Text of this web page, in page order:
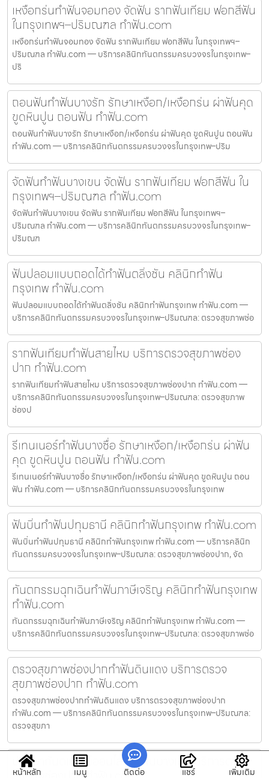
เหงือกร่นทำฟันจอมทอง จัดฟัน รากฟันเทียม ฟอกสีฟัน
ในกรุงเทพฯ–ปริมณฑล ทำฟัน.com
เหงือกร่นทำฟันจอมทอง จัดฟัน รากฟันเทียม ฟอกสีฟัน ในกรุงเทพฯ–
ปริมณฑล ทำฟัน.com — บริการคลินิกทันตกรรมครบวงจรในกรุงเทพ–
ปริ
ถอนฟันทำฟันบางรัก รักษาเหงือก/เหงือกร่น ผ่าฟันคุด
ขูดหินปูน ถอนฟัน ทำฟัน.com
ถอนฟันทำฟันบางรัก รักษาเหงือก/เหงือกร่น ผ่าฟันคุด ขูดหินปูน ถอนฟัน
ทำฟัน.com — บริการคลินิกทันตกรรมครบวงจรในกรุงเทพ–ปริม
จัดฟันทำฟันบางเขน จัดฟัน รากฟันเทียม ฟอกสีฟัน ใน
กรุงเทพฯ–ปริมณฑล ทำฟัน.com
จัดฟันทำฟันบางเขน จัดฟัน รากฟันเทียม ฟอกสีฟัน ในกรุงเทพฯ–
ปริมณฑล ทำฟัน.com — บริการคลินิกทันตกรรมครบวงจรในกรุงเทพ–
ปริมณฑ
ฟันปลอมแบบถอดได้ทำฟันตลิ่งชัน คลินิกทำฟัน
กรุงเทพ ทำฟัน.com
ฟันปลอมแบบถอดได้ทำฟันตลิ่งชัน คลินิกทำฟันกรุงเทพ ทำฟัน.com —
บริการคลินิกทันตกรรมครบวงจรในกรุงเทพ–ปริมณฑล: ตรวจสุขภาพช่อ
รากฟันเทียมทำฟันสายไหม บริการตรวจสุขภาพช่อง
ปาก ทำฟัน.com
รากฟันเทียมทำฟันสายไหม บริการตรวจสุขภาพช่องปาก ทำฟัน.com —
บริการคลินิกทันตกรรมครบวงจรในกรุงเทพ–ปริมณฑล: ตรวจสุขภาพ
ช่องป
รีเทนเนอร์ทำฟันบางซื่อ รักษาเหงือก/เหงือกร่น ผ่าฟัน
คุด ขูดหินปูน ถอนฟัน ทำฟัน.com
รีเทนเนอร์ทำฟันบางซื่อ รักษาเหงือก/เหงือกร่น ผ่าฟันคุด ขูดหินปูน ถอน
ฟัน ทำฟัน.com — บริการคลินิกทันตกรรมครบวงจรในกรุงเทพ
ฟันบิ่นทำฟันปทุมธานี คลินิกทำฟันกรุงเทพ ทำฟัน.com
ฟันบิ่นทำฟันปทุมธานี คลินิกทำฟันกรุงเทพ ทำฟัน.com — บริการคลินิก
ทันตกรรมครบวงจรในกรุงเทพ–ปริมณฑล: ตรวจสุขภาพช่องปาก, จัด
ทันตกรรมฉุกเฉินทำฟันภาษีเจริญ คลินิกทำฟันกรุงเทพ
ทำฟัน.com
ทันตกรรมฉุกเฉินทำฟันภาษีเจริญ คลินิกทำฟันกรุงเทพ ทำฟัน.com —
บริการคลินิกทันตกรรมครบวงจรในกรุงเทพ–ปริมณฑล: ตรวจสุขภาพช่อ
ตรวจสุขภาพช่องปากทำฟันดินแดง บริการตรวจ
สุขภาพช่องปาก ทำฟัน.com
ตรวจสุขภาพช่องปากทำฟันดินแดง บริการตรวจสุขภาพช่องปาก
ทำฟัน.com — บริการคลินิกทันตกรรมครบวงจรในกรุงเทพ–ปริมณฑล:
ตรวจสุขภา
ปรึกษาทันตแพทย์ออนไลน์ทำฟันบางเขน บริการตรวจ
หน้าหลัก เมนู ติดต่อ แชร์ เพิ่มเติม